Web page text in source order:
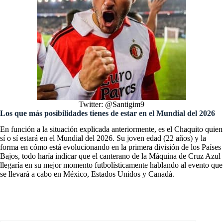
Twitter: @Santigim9
Los que más posibilidades tienes de estar en el Mundial del 2026
En función a la situación explicada anteriormente, es el Chaquito quien
sí o sí estará en el Mundial del 2026. Su joven edad (22 años) y la
forma en cómo está evolucionando en la primera división de los Países
Bajos, todo haría indicar que el canterano de la Máquina de Cruz Azul
llegaría en su mejor momento futbolísticamente hablando al evento que
se llevará a cabo en México, Estados Unidos y Canadá.